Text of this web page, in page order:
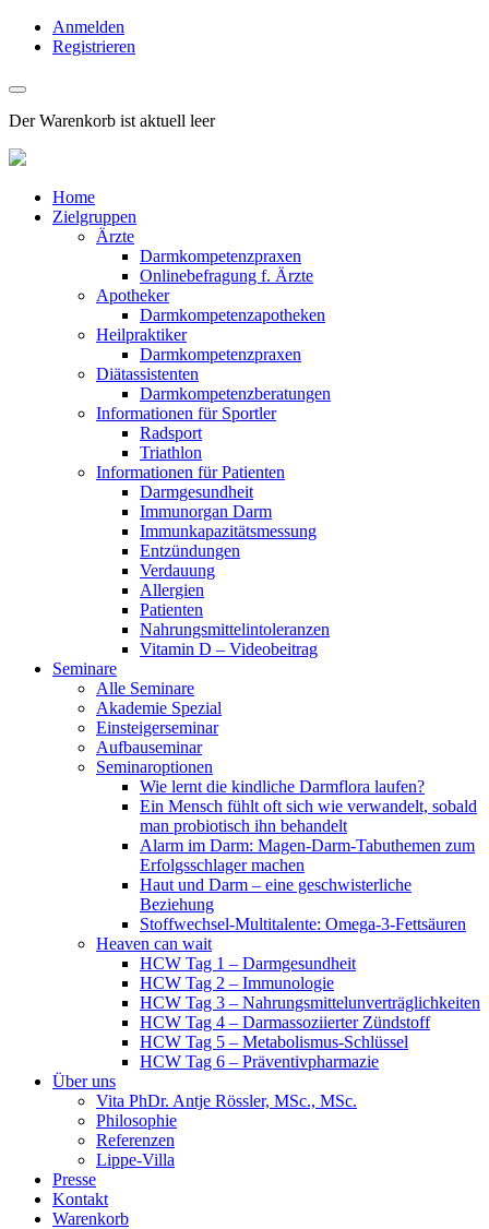
Anmelden
Registrieren
Der Warenkorb ist aktuell leer
Home
Zielgruppen
Ärzte
Darmkompetenzpraxen
Onlinebefragung f. Ärzte
Apotheker
Darmkompetenzapotheken
Heilpraktiker
Darmkompetenzpraxen
Diätassistenten
Darmkompetenzberatungen
Informationen für Sportler
Radsport
Triathlon
Informationen für Patienten
Darmgesundheit
Immunorgan Darm
Immunkapazitätsmessung
Entzündungen
Verdauung
Allergien
Patienten
Nahrungsmittelintoleranzen
Vitamin D – Videobeitrag
Seminare
Alle Seminare
Akademie Spezial
Einsteigerseminar
Aufbauseminar
Seminaroptionen
Wie lernt die kindliche Darmflora laufen?
Ein Mensch fühlt oft sich wie verwandelt, sobald
man probiotisch ihn behandelt
Alarm im Darm: Magen-Darm-Tabuthemen zum
Erfolgsschlager machen
Haut und Darm – eine geschwisterliche
Beziehung
Stoffwechsel-Multitalente: Omega-3-Fettsäuren
Heaven can wait
HCW Tag 1 – Darmgesundheit
HCW Tag 2 – Immunologie
HCW Tag 3 – Nahrungsmittelunverträglichkeiten
HCW Tag 4 – Darmassoziierter Zündstoff
HCW Tag 5 – Metabolismus-Schlüssel
HCW Tag 6 – Präventivpharmazie
Über uns
Vita PhDr. Antje Rössler, MSc., MSc.
Philosophie
Referenzen
Lippe-Villa
Presse
Kontakt
Warenkorb